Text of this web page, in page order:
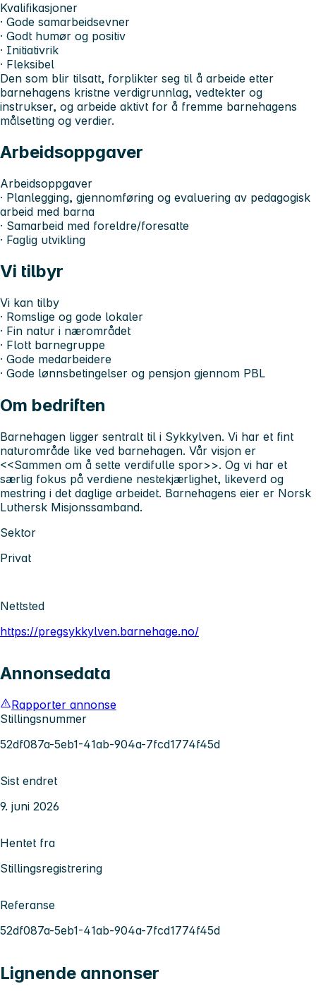
Kvalifikasjoner
· Gode samarbeidsevner
· Godt humør og positiv
· Initiativrik
· Fleksibel
Den som blir tilsatt, forplikter seg til å arbeide etter
barnehagens kristne verdigrunnlag, vedtekter og
instrukser, og arbeide aktivt for å fremme barnehagens
målsetting og verdier.
Arbeidsoppgaver
Arbeidsoppgaver
· Planlegging, gjennomføring og evaluering av pedagogisk
arbeid med barna
· Samarbeid med foreldre/foresatte
· Faglig utvikling
Vi tilbyr
Vi kan tilby
· Romslige og gode lokaler
· Fin natur i nærområdet
· Flott barnegruppe
· Gode medarbeidere
· Gode lønnsbetingelser og pensjon gjennom PBL
Om bedriften
Barnehagen ligger sentralt til i Sykkylven. Vi har et fint
naturområde like ved barnehagen. Vår visjon er
<<Sammen om å sette verdifulle spor>>. Og vi har et
særlig fokus på verdiene nestekjærlighet, likeverd og
mestring i det daglige arbeidet. Barnehagens eier er Norsk
Luthersk Misjonssamband.
Sektor
Privat
Nettsted
https://pregsykkylven.barnehage.no/
Annonsedata
Rapporter annonse
Stillingsnummer
52df087a-5eb1-41ab-904a-7fcd1774f45d
Sist endret
9. juni 2026
Hentet fra
Stillingsregistrering
Referanse
52df087a-5eb1-41ab-904a-7fcd1774f45d
Lignende annonser